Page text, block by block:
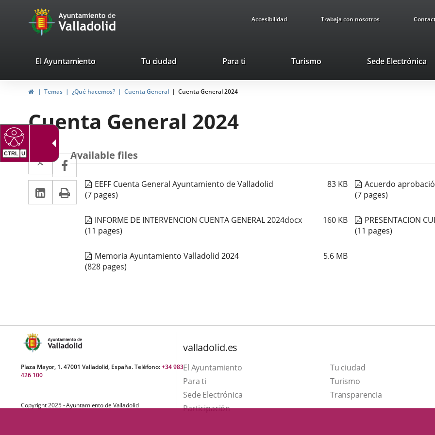
CTRL U
Portal
Web
Ayuntamiento
de
Accesibilidad Trabaja con nosotros
valladolid.es
El Ayuntamiento Tu ciudad Para ti TurismoThis
will
Sede Electrónica
HomeTemas ¿Qué hacemos? Cuenta General Cuenta General 2024
Cuenta General 2024
Twitter
Enlace
a
una
aplicación
externa.
Facebook
Enlace
a
una
externa.
Linkedin
Enlace
a
aplicación
externa.
Print
Available files
EEFF Cuenta General Ayuntamiento de Valladolid 83 KB
(7 pages)
Acuerdo
(7 pages)
INFORME DE INTERVENCION CUENTA GENERAL 2024docx 160 KB
(11 pages)
PRESENTACION
(11 pages)
Memoria Ayuntamiento Valladolid 2024 5.6 MB
(828 pages)
Plaza Mayor, 1. 47001 Valladolid, España. Teléfono:+34 983
426 100
Copyright 2025 - Ayuntamiento de Valladolid
valladolid.es
El Ayuntamiento
Tu ciudad
Para ti
TurismoThis
link
will
Sede ElectrónicaLink
to
Transparencia
Participación